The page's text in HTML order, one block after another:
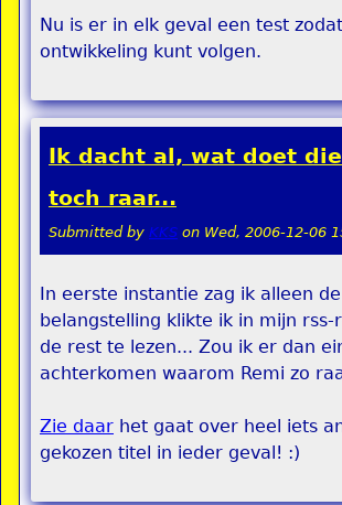
Nu is er in elk geval een test
ontwikkeling kunt volgen.
Ik dacht al, wat doet
toch raar...
Submitted by KKS on Wed, 2006-12-06
In eerste instantie zag ik alleen
belangstelling klikte ik in mijn rss-
de rest te lezen... Zou ik er dan
achterkomen waarom Remi zo
Zie daar het gaat over heel iets
gekozen titel in ieder geval! :)